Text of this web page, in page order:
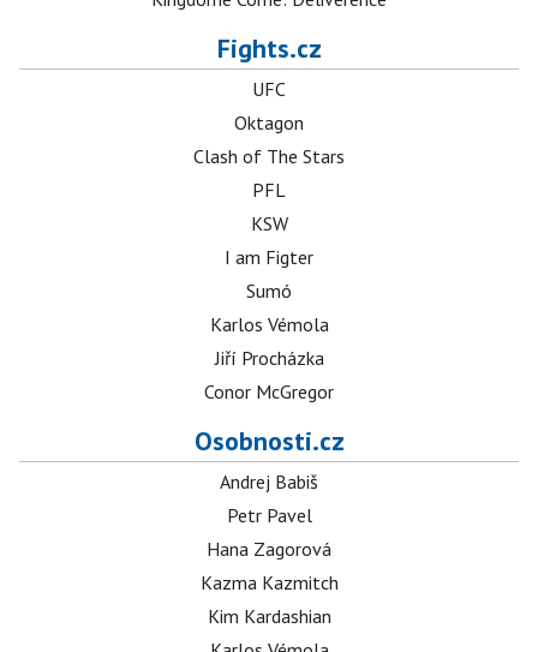
Fights.cz
UFC
Oktagon
Clash of The Stars
PFL
KSW
I am Figter
Sumó
Karlos Vémola
Jiří Procházka
Conor McGregor
Osobnosti.cz
Andrej Babiš
Petr Pavel
Hana Zagorová
Kazma Kazmitch
Kim Kardashian